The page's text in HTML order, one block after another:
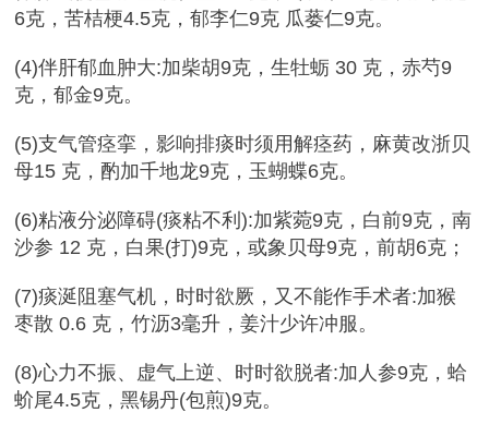
6克，苦桔梗4.5克，郁李仁9克 瓜蒌仁9克。
(4)伴肝郁血肿大:加柴胡9克，生牡蛎 30 克，赤芍9
克，郁金9克。
(5)支气管痉挛，影响排痰时须用解痉药，麻黄改浙贝
母15 克，酌加千地龙9克，玉蝴蝶6克。
(6)粘液分泌障碍(痰粘不利):加紫菀9克，白前9克，南
沙参 12 克，白果(打)9克，或象贝母9克，前胡6克；
(7)痰涎阻塞气机，时时欲厥，又不能作手术者:加猴
枣散 0.6 克，竹沥3毫升，姜汁少许冲服。
(8)心力不振、虚气上逆、时时欲脱者:加人参9克，蛤
蚧尾4.5克，黑锡丹(包煎)9克。